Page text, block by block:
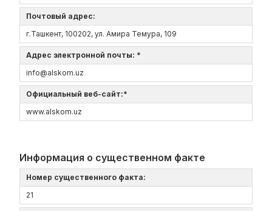
Почтовый адрес:
г.Ташкент, 100202, ул. Амира Темура, 109
Адрес электронной почты: *
info@alskom.uz
Официальный веб-сайт:*
www.alskom.uz
Информация о существенном факте
Номер существенного факта:
21